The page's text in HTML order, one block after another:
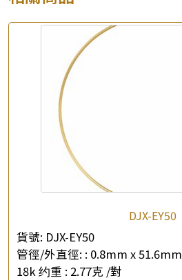
產品查詢
*你的名字
DJX-EY50
貨號: DJX-EY50
管徑/外直徑: : 0.8mm x 51.6mm
18k 约重 : 2.77克 /對